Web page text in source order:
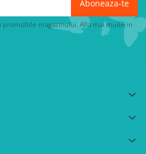
magazinului. Afla mai multe in